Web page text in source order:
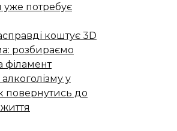
уже потребує
коштує 3D
розбираємо
філамент
у
повернутись до